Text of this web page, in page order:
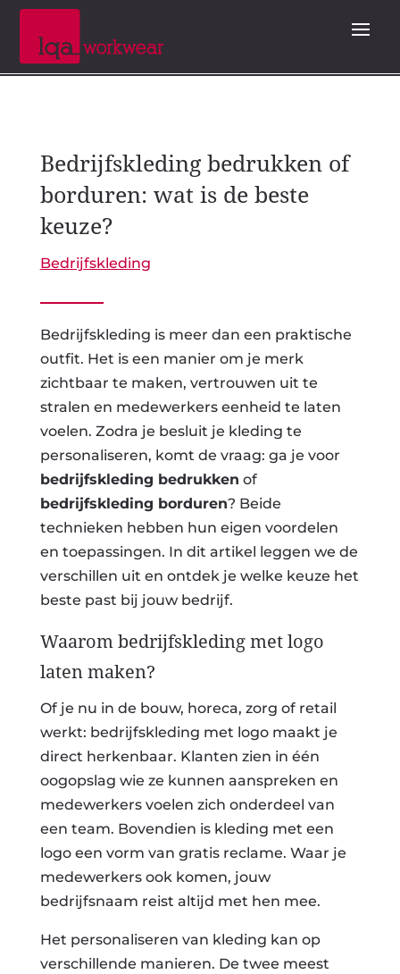
Bedrijfskleding bedrukken of
borduren: wat is de beste
keuze?
Bedrijfskleding
Bedrijfskleding is meer dan een praktische
outfit. Het is een manier om je merk
zichtbaar te maken, vertrouwen uit te
stralen en medewerkers eenheid te laten
voelen. Zodra je besluit je kleding te
personaliseren, komt de vraag: ga je voor
bedrijfskleding bedrukken of
bedrijfskleding borduren? Beide
technieken hebben hun eigen voordelen
en toepassingen. In dit artikel leggen we de
verschillen uit en ontdek je welke keuze het
beste past bij jouw bedrijf.
Waarom bedrijfskleding met logo
laten maken?
Of je nu in de bouw, horeca, zorg of retail
werkt: bedrijfskleding met logo maakt je
direct herkenbaar. Klanten zien in één
oogopslag wie ze kunnen aanspreken en
medewerkers voelen zich onderdeel van
een team. Bovendien is kleding met een
logo een vorm van gratis reclame. Waar je
medewerkers ook komen, jouw
bedrijfsnaam reist altijd met hen mee.
Het personaliseren van kleding kan op
verschillende manieren. De twee meest